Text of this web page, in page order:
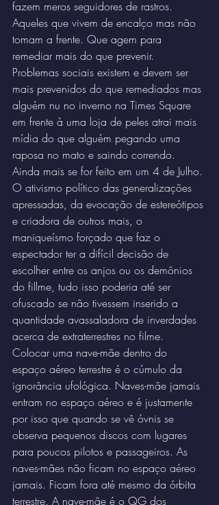
fazem meros seguidores de rastros.
Aqueles que vivem de encalço mas não
tomam a frente. Que agem para
remediar mais do que prevenir.
Problemas sociais existem e devem ser
mais prevenidos do que remediados mas
alguém nu no inverno na Times Square
em frente à uma loja de peles atrai mais
mídia do que alguém pegando uma
raposa no mato e saindo correndo.
Ainda mais se for feito em um 4 de Julho.
O ativismo político das generalizações
apressadas, da evocação de estereótipos
e criadora de outros mais, o
maniqueísmo forçado que faz o
espectador ter a difícil decisão de
escolher entre os anjos ou os demônios
do fillme, tudo isso poderia até ser
ofuscado se não tivessem inserido a
quantidade avassaladora de inverdades
acerca de extraterrestres no filme.
Colocar uma nave-mãe dentro do
espaço aéreo terrestre é o cúmulo da
ignorância ufológica. Naves-mãe jamais
entram no espaço aéreo e é justamente
por isso que quando se vê óvnis se
observa pequenos discos com lugares
para poucos pilotos e passageiros. As
naves-mães não ficam no espaço aéreo
jamais. Ficam fora até mesmo da órbita
terrestre. A nave-mãe é o QG dos